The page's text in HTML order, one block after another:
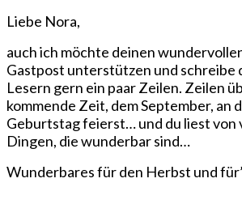
Liebe Nora,
auch ich möchte deinen
Gastpost unterstützen und schreibe
Lesern gern ein paar Zeilen. Zeilen
kommende Zeit, dem September, an
Geburtstag feierst… und du liest von
Dingen, die wunderbar sind…
Wunderbares für den Herbst und